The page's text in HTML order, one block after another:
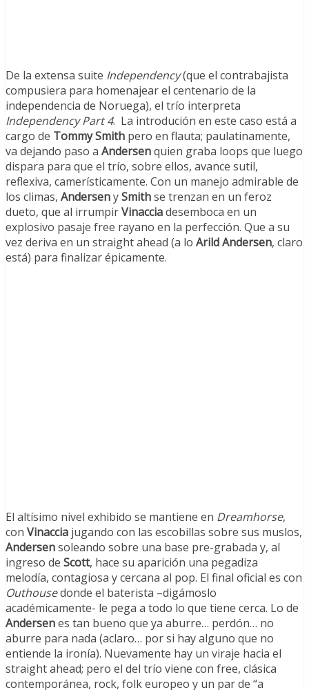
De la extensa suite Independency(que el contrabajista
compusiera para homenajear el centenario de la
independencia de Noruega), el trío interpreta
Independency Part 4. La introdución en este caso está a
cargo de Tommy Smith pero en flauta; paulatinamente,
va dejando paso a Andersenquien graba loops que luego
dispara para que el trío, sobre ellos, avance sutil,
reflexiva, camerísticamente. Con un manejo admirable de
los climas, AndersenySmithse trenzan en un feroz
dueto, que al irrumpirVinacciadesemboca en un
explosivo pasaje free rayano en la perfección. Que a su
vez deriva en un straight ahead (a lo Arild Andersen, claro
está) para finalizar épicamente.
El altísimo nivel exhibido se mantiene en Dreamhorse,
con Vinaccia jugando con las escobillas sobre sus muslos,
Andersensoleando sobre una base pre-grabada y, al
ingreso de Scott, hace su aparición una pegadiza
melodía, contagiosa y cercana al pop. El final oficial es con
Outhousedonde el baterista –digámoslo
académicamente- le pega a todo lo que tiene cerca. Lo de
Andersenes tan bueno que ya aburre… perdón… no
aburre para nada (aclaro… por si hay alguno que no
entiende la ironía). Nuevamente hay un viraje hacia el
straight ahead; pero el del trío viene con free, clásica
contemporánea, rock, folk europeo y un par de “a